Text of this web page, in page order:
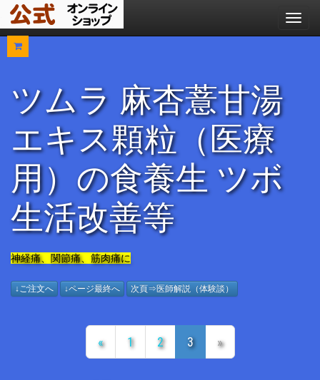
メ
ニ
ツムラ 麻杏薏甘湯
エキス顆粒（医療
用）の食養生 ツボ
生活改善等
神経痛、関節痛、筋肉痛に
↓ご注文へ ↓ページ最終へ 次頁⇒医師解説（体験談）
« 1 2 3 »